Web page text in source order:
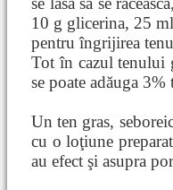
10 g glicerina, 25
pentru îngrijirea
Tot în cazul tenului
se poate adăuga
Un ten gras,
cu o loţiune
au efect şi asupra